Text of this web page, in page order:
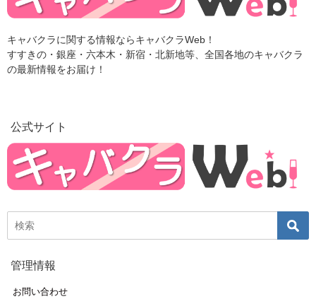
キャバクラに関する情報ならキャバクラWeb！
すすきの・銀座・六本木・新宿・北新地等、全国各地のキャバクラ
の最新情報をお届け！
公式サイト
管理情報
お問い合わせ